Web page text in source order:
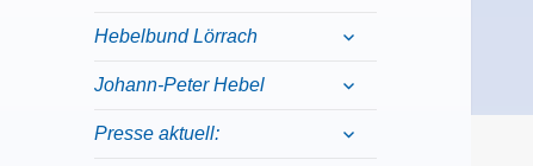
Hebelbund Lörrach
child
Johann-Peter Hebel
child
Presse aktuell:
child